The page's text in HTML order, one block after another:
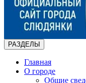
РАЗДЕЛЫ
Главная
О городе
Общие